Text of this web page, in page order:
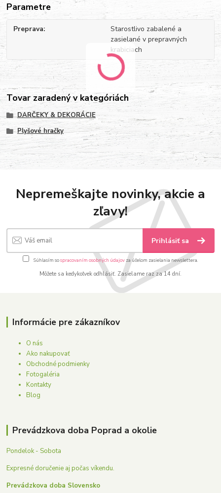
Parametre
Preprava
Starostlivo zabalené a
zasielané v prepravných
krabiciach
Tovar zaradený v kategóriách
DARČEKY & DEKORÁCIE
Plyšové hračky
Nepremeškajte novinky, akcie a
zľavy!
Prihlásiť sa
Súhlasím sospracovaním osobných údajov za účelom zasielania newslettera.
Môžete sa kedykoľvek odhlásiť. Zasielame raz za 14 dní.
Informácie pre zákazníkov
O nás
Ako nakupovať
Obchodné podmienky
Fotogaléria
Kontakty
Blog
Prevádzkova doba Poprad a okolie
Pondelok - Sobota
Expresné doručenie aj počas víkendu.
Prevádzkova doba Slovensko